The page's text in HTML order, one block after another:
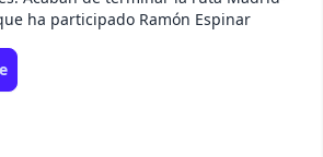
ha participado Ramón Espinar